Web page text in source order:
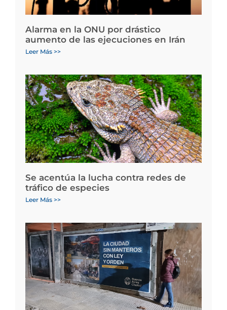
Alarma en la ONU por drástico
aumento de las ejecuciones en Irán
Leer Más >>
Se acentúa la lucha contra redes de
tráfico de especies
Leer Más >>